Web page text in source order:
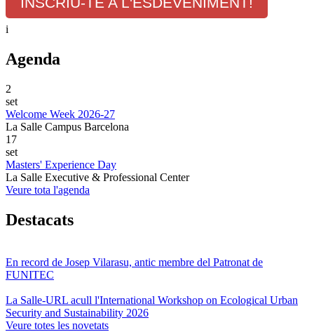
i
Agenda
2
set
Welcome Week 2026-27
La Salle Campus Barcelona
17
set
Masters' Experience Day
La Salle Executive & Professional Center
Veure tota l'agenda
Destacats
En record de Josep Vilarasu, antic membre del Patronat de
FUNITEC
La Salle-URL acull l'International Workshop on Ecological Urban
Security and Sustainability 2026
Veure totes les novetats